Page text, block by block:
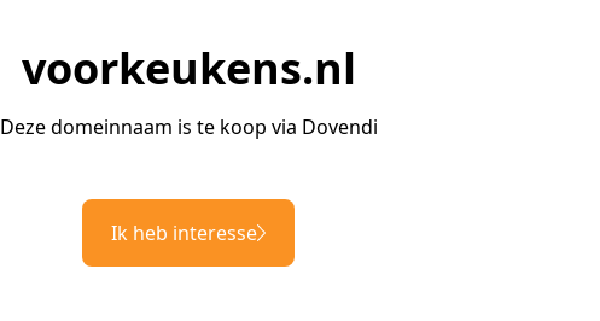
voorkeukens.nl
Deze domeinnaam is te koop via Dovendi
Ik heb interesse